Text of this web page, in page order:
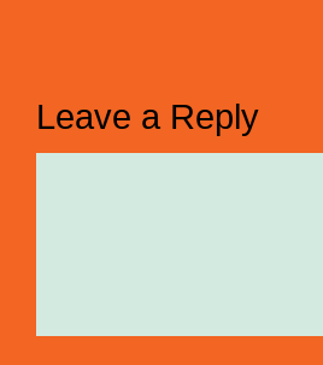
Leave a Reply